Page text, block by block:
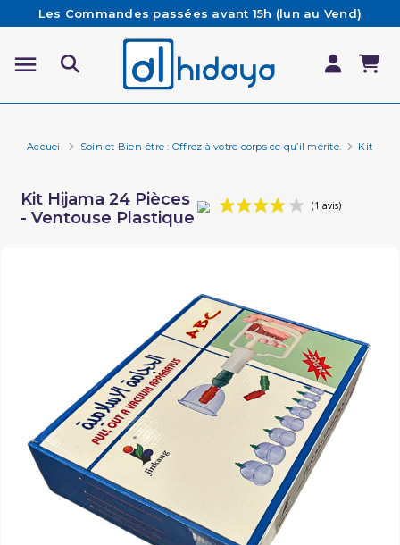
Les Commandes passées avant 15h (lun au Vend)
sont préparées et expédiées le jour même
Besoin d'aide ? Retrouvez notre FAQ
Livraison offerte à partir de 65€ d'achat*
Accueil Soin et Bien-être : Offrez à votre corps ce qu’il mérite. Kit
Kit Hijama 24 Pièces
- Ventouse Plastique